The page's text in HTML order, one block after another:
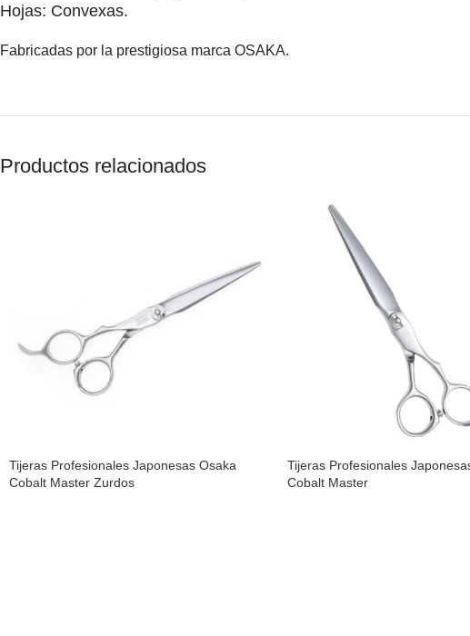
Hojas: Convexas.
Fabricadas por la prestigiosa marca OSAKA.
Productos relacionados
Tijeras Profesionales Japonesas Osaka
Cobalt Master Zurdos
Tijeras Profesionales
Cobalt Master